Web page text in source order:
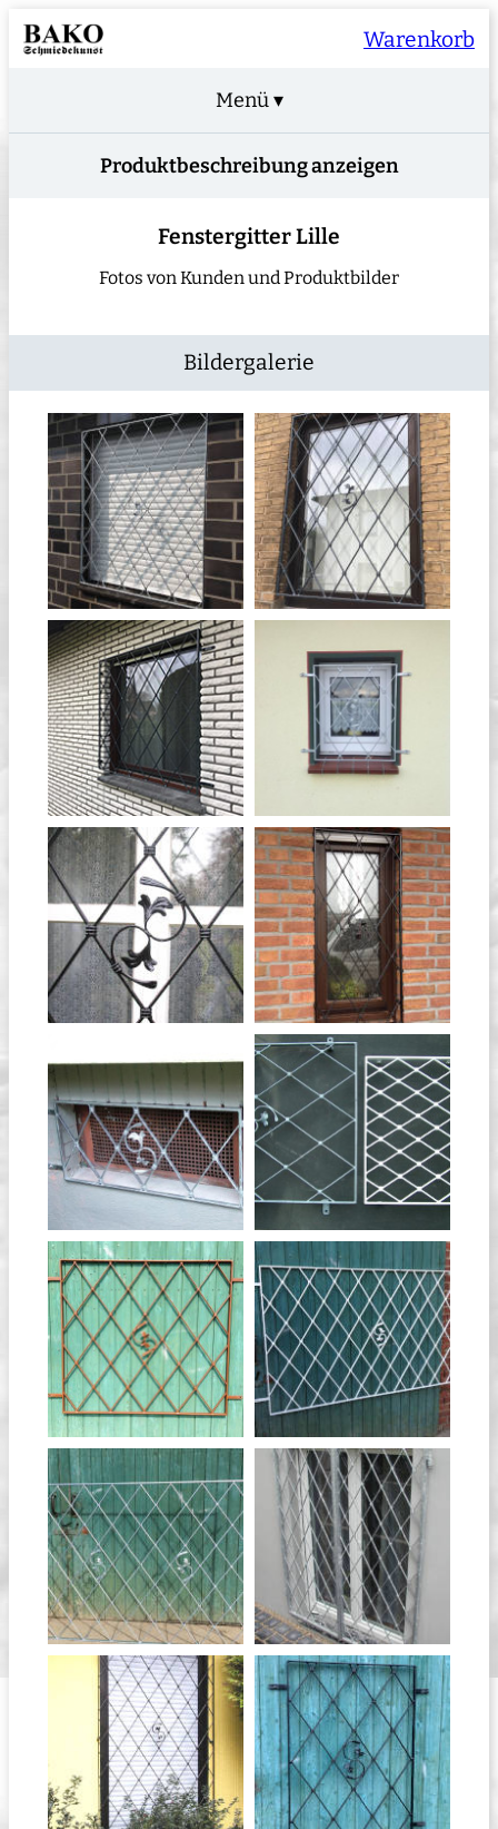
Warenkorb
Menü ▾
Produktbeschreibung anzeigen
Fenstergitter Lille
Fotos von Kunden und Produktbilder
Bildergalerie